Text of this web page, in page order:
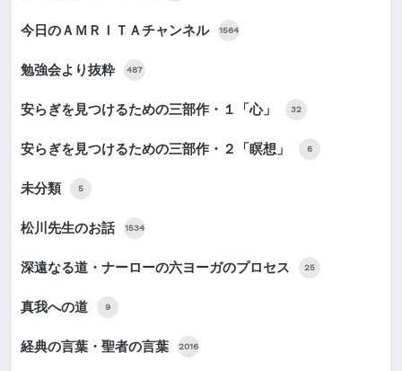
今日のＡＭＲＩＴＡチャンネル 1564
勉強会より抜粋 487
安らぎを見つけるための三部作・１「心」 32
安らぎを見つけるための三部作・２「瞑想」 6
未分類 5
松川先生のお話 1534
深遠なる道・ナーローの六ヨーガのプロセス 25
真我への道 9
経典の言葉・聖者の言葉 2016